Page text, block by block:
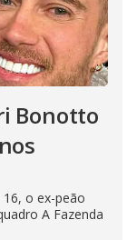
Bonotto
o ex-peão
A Fazenda